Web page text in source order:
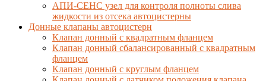
АПИ-СЕНС узел для контроля полноты слива
жидкости из отсека автоцистерны
Донные клапаны автоцистерн
Клапан донный с квадратным фланцем
Клапан донный сбалансированный с квадратным
фланцем
Клапан донный с круглым фланцем